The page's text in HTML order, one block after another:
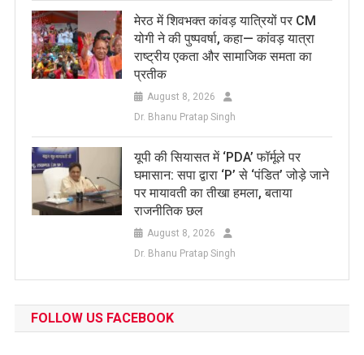
मेरठ में शिवभक्त कांवड़ यात्रियों पर CM
योगी ने की पुष्पवर्षा, कहा— कांवड़ यात्रा
राष्ट्रीय एकता और सामाजिक समता का
प्रतीक
August 8, 2026
Dr. Bhanu Pratap Singh
यूपी की सियासत में ‘PDA’ फॉर्मूले पर
घमासान: सपा द्वारा ‘P’ से ‘पंडित’ जोड़े जाने
पर मायावती का तीखा हमला, बताया
राजनीतिक छल
August 8, 2026
Dr. Bhanu Pratap Singh
FOLLOW US FACEBOOK